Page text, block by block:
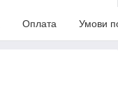
Оплата Умови